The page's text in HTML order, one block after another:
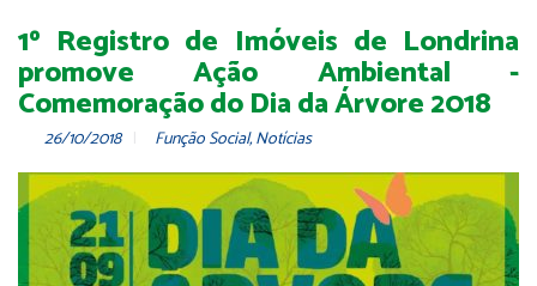
1º Registro de Imóveis de Londrina
promove Ação Ambiental -
Comemoração do Dia da Árvore 2018
26/10/2018 Função Social,Notícias